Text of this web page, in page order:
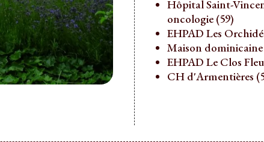
Hôpital Saint-
oncologie (59)
EHPAD Les
Maison
EHPAD Le Clos
CH d'Armentières